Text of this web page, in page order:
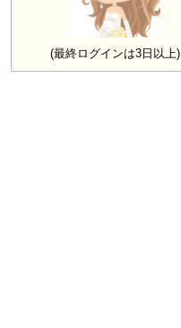
(最終ログインは3日以上)